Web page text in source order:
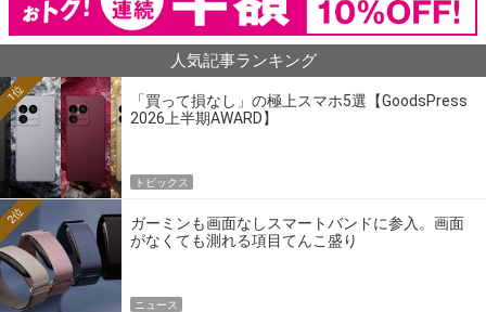
人気記事ランキング
「買って損なし」の極上スマホ5選【GoodsPress
2026上半期AWARD】
1位
トピックス
ガーミンも画面なしスマートバンドに参入。画面
がなくても測れる項目てんこ盛り
2位
ニュース